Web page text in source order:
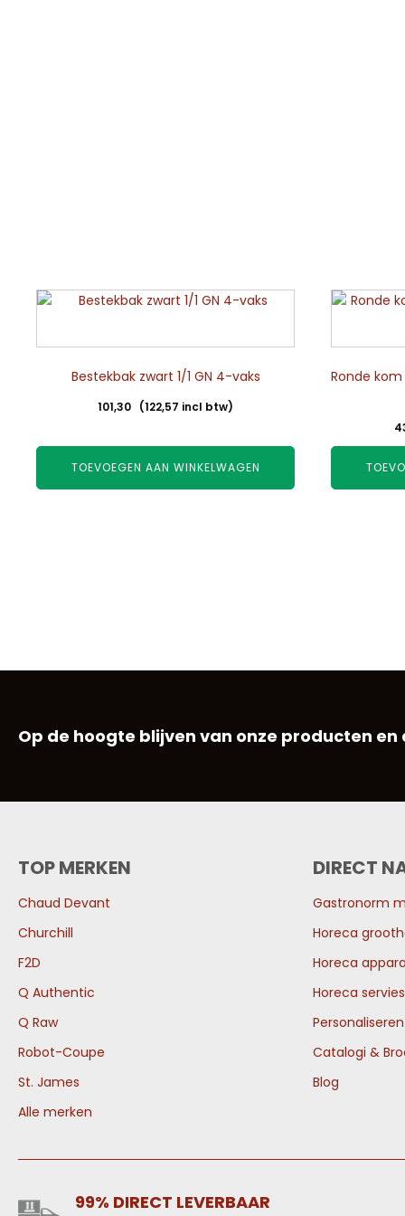
Bestekbak zwart 1/1 GN 4-vaks
101,30 (122,57 incl btw)
TOEVOEGEN AAN WINKELWAGEN
Ronde
Op de hoogte blijven van onze producten
TOP MERKEN
Chaud Devant
Churchill
F2D
Q Authentic
Q Raw
Robot-Coupe
St. James
Alle merken
DIRECT
Gastronorm
Horeca
Horeca
Horeca servies
Catalogi &
Blog
99% DIRECT LEVERBAAR